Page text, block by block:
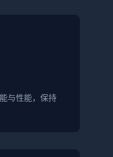
与性能，保持